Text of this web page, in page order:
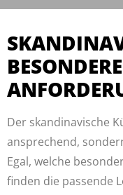
BESONDERE
Der skandinavische
ansprechend,
Egal, welche
finden die passende